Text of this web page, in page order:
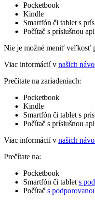
Pocketbook
Kindle
Smartfón či tablet s
Počítač s príslušnou
Nie je možné meniť veľkosť
Viac informácií v našich
Prečítate na zariadeniach:
Pocketbook
Kindle
Smartfón či tablet s
Počítač s príslušnou
Viac informácií v našich
Prečítate na:
Pocketbook
Smartfón či tablet s
Počítač s